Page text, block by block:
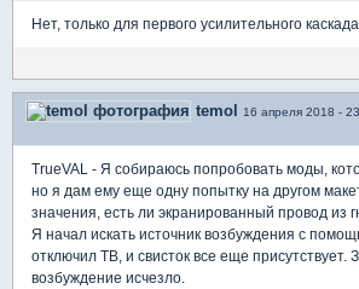
Нет, только для первого усилительного
temol 16 апреля 2018 -
TrueVAL - Я собираюсь попробовать моды,
но я дам ему еще одну попытку на другом
значения, есть ли экранированный провод из
Я начал искать источник возбуждения с
отключил TB, и свисток все еще присутствует.
возбуждение исчезло.